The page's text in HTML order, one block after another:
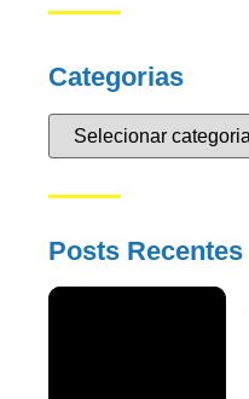
Categorias
Posts Recentes